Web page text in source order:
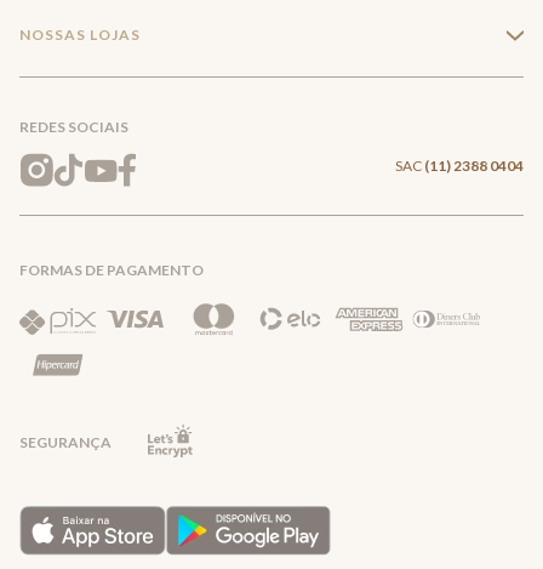
Mapa do Site
Meus pedidos
Wishlist
Entrega e Frete
Trocas e Devoluções
Política de Privacidade
NOSSAS LOJAS +
REDES SOCIAIS
SAC (11) 2388 0404
FORMAS DE PAGAMENTO
SEGURANÇA